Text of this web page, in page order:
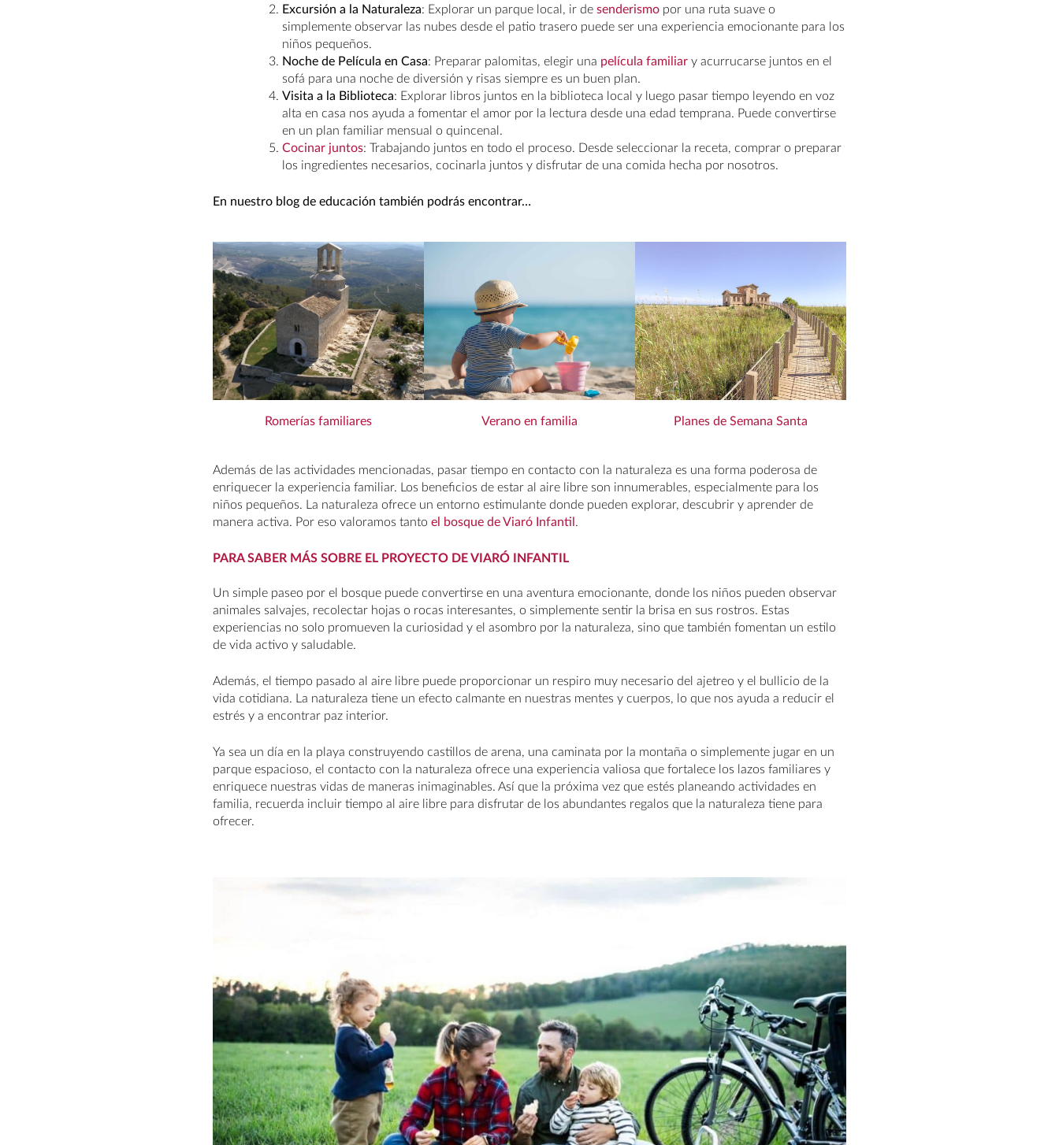
Excursión a la Naturaleza: Explorar un parque local, ir de senderismo por una ruta suave o
simplemente observar las nubes desde el patio trasero puede ser una experiencia emocionante para los
niños pequeños.
Noche de Película en Casa: Preparar palomitas, elegir una película familiar y acurrucarse juntos en el
sofá para una noche de diversión y risas siempre es un buen plan.
Visita a la Biblioteca: Explorar libros juntos en la biblioteca local y luego pasar tiempo leyendo en voz
alta en casa nos ayuda a fomentar el amor por la lectura desde una edad temprana. Puede convertirse
en un plan familiar mensual o quincenal.
Cocinar juntos: Trabajando juntos en todo el proceso. Desde seleccionar la receta, comprar o preparar
los ingredientes necesarios, cocinarla juntos y disfrutar de una comida hecha por nosotros.
En nuestro blog de educación también podrás encontrar…
Romerías familiares Verano en familia Planes de Semana Santa
Además de las actividades mencionadas, pasar tiempo en contacto con la naturaleza es una forma poderosa de
enriquecer la experiencia familiar. Los beneficios de estar al aire libre son innumerables, especialmente para los
niños pequeños. La naturaleza ofrece un entorno estimulante donde pueden explorar, descubrir y aprender de
manera activa. Por eso valoramos tanto el bosque de Viaró Infantil .
PARA SABER MÁS SOBRE EL PROYECTO DE VIARÓ INFANTIL
Un simple paseo por el bosque puede convertirse en una aventura emocionante, donde los niños pueden observar
animales salvajes, recolectar hojas o rocas interesantes, o simplemente sentir la brisa en sus rostros. Estas
experiencias no solo promueven la curiosidad y el asombro por la naturaleza, sino que también fomentan un estilo
de vida activo y saludable.
Además, el tiempo pasado al aire libre puede proporcionar un respiro muy necesario del ajetreo y el bullicio de la
vida cotidiana. La naturaleza tiene un efecto calmante en nuestras mentes y cuerpos, lo que nos ayuda a reducir el
estrés y a encontrar paz interior.
Ya sea un día en la playa construyendo castillos de arena, una caminata por la montaña o simplemente jugar en un
parque espacioso, el contacto con la naturaleza ofrece una experiencia valiosa que fortalece los lazos familiares y
enriquece nuestras vidas de maneras inimaginables. Así que la próxima vez que estés planeando actividades en
familia, recuerda incluir tiempo al aire libre para disfrutar de los abundantes regalos que la naturaleza tiene para
ofrecer.